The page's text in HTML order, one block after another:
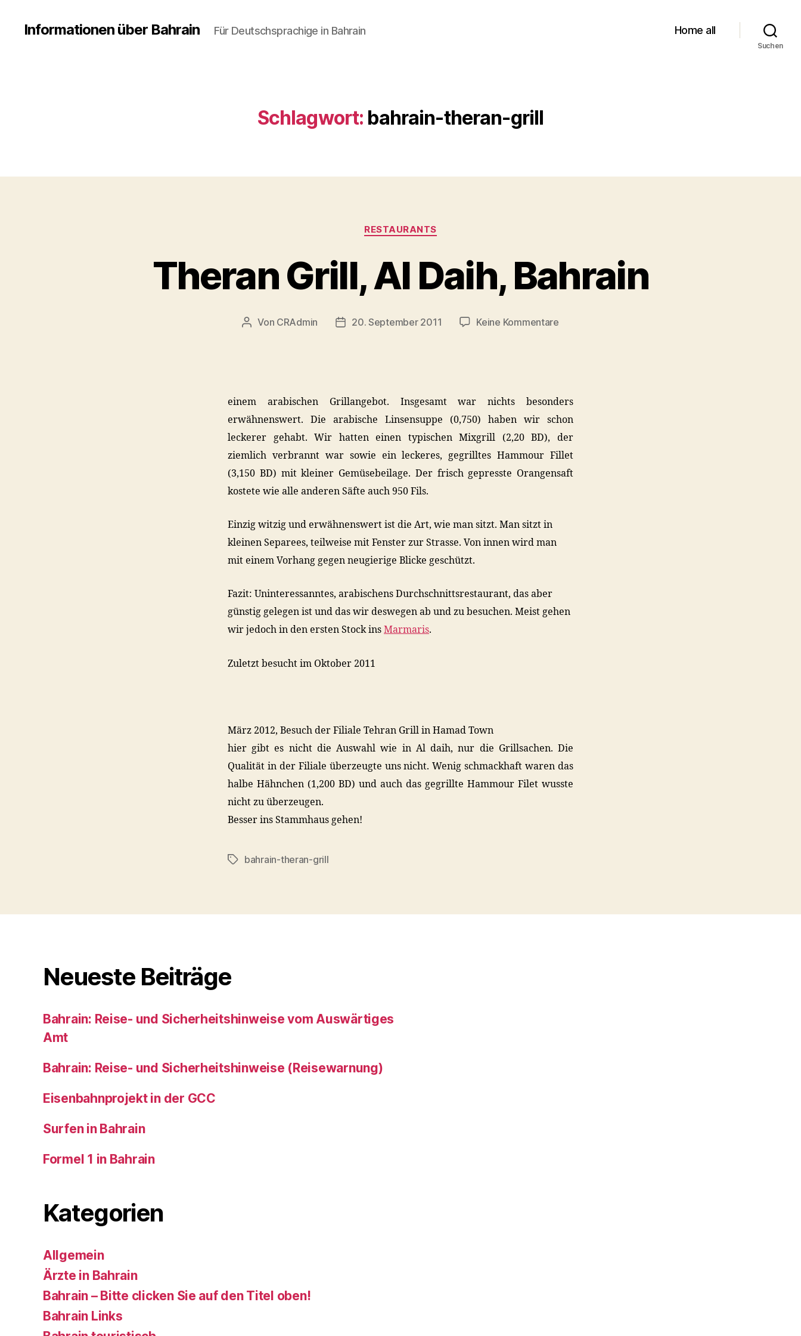
Informationen über Bahrain Für Deutschsprachige in Bahrain Home all
Suchen
Schlagwort: bahrain-theran-grill
Kategorien
RESTAURANTS
Theran Grill, Al Daih, Bahrain
Beitragsautor
Von CRAdmin Veröffentlichungsdatum
20. September 2011 Keine Kommentarezu
einem arabischen Grillangebot. Insgesamt war nichts besonders
erwähnenswert. Die arabische Linsensuppe (0,750) haben wir schon
leckerer gehabt. Wir hatten einen typischen Mixgrill (2,20 BD), der
ziemlich verbrannt war sowie ein leckeres, gegrilltes Hammour Fillet
(3,150 BD) mit kleiner Gemüsebeilage. Der frisch gepresste Orangensaft
kostete wie alle anderen Säfte auch 950 Fils.
Einzig witzig und erwähnenswert ist die Art, wie man sitzt. Man sitzt in
kleinen Separees, teilweise mit Fenster zur Strasse. Von innen wird man
mit einem Vorhang gegen neugierige Blicke geschützt.
Fazit: Uninteressanntes, arabischens Durchschnittsrestaurant, das aber
günstig gelegen ist und das wir deswegen ab und zu besuchen. Meist gehen
wir jedoch in den ersten Stock ins Marmaris.
Zuletzt besucht im Oktober 2011
März 2012, Besuch der Filiale Tehran Grill in Hamad Town
hier gibt es nicht die Auswahl wie in Al daih, nur die Grillsachen. Die
Qualität in der Filiale überzeugte uns nicht. Wenig schmackhaft waren das
halbe Hähnchen (1,200 BD) und auch das gegrillte Hammour Filet wusste
nicht zu überzeugen.
Besser ins Stammhaus gehen!
Schlagwörter
bahrain-theran-grill
Neueste Beiträge
Bahrain: Reise- und Sicherheitshinweise vom Auswärtiges
Amt
Bahrain: Reise- und Sicherheitshinweise (Reisewarnung)
Eisenbahnprojekt in der GCC
Surfen in Bahrain
Formel 1 in Bahrain
Kategorien
Allgemein
Ärzte in Bahrain
Bahrain – Bitte clicken Sie auf den Titel oben!
Bahrain Links